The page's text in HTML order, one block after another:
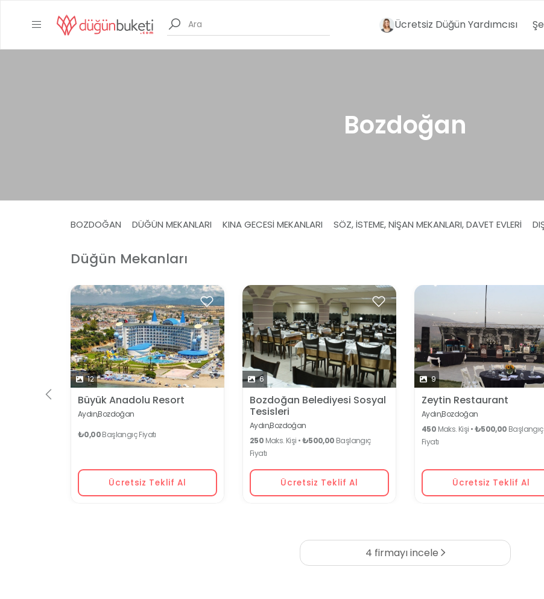
Ücretsiz Düğün Yardımcısı
Bozdoğan
BOZDOĞAN DÜĞÜN MEKANLARI KINA GECESI MEKANLARI SÖZ, İSTEME, NIŞAN MEKANLARI, DAVET EVLERI
Düğün Mekanları
12
Büyük Anadolu Resort
Aydın,Bozdoğan
₺0,00Başlangıç Fiyatı
Ücretsiz Teklif Al
6
Bozdoğan Belediyesi Sosyal
Tesisleri
Aydın,Bozdoğan
250 Maks. Kişi •₺500,00 Başlangıç
Fiyatı
Ücretsiz Teklif Al
9
Zeytin Restaurant
Aydın,Bozdoğan
450 Maks. Kişi •₺500,00 Başlangıç
Fiyatı
Ücretsiz Teklif Al
4 firmayı incele